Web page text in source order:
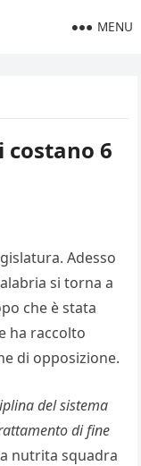
MENU
6
Adesso
si torna a
che è stata
ha raccolto
di opposizione.
del sistema
di fine
nutrita squadra